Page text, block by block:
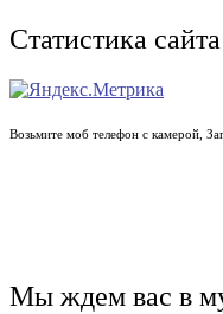
Статистика сайта
Возьмите моб телефон с камерой,
Мы ждем вас в